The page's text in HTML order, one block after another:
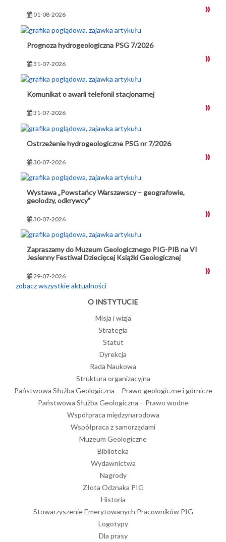
01-08-2026
Prognoza hydrogeologiczna PSG 7/2026
31-07-2026
Komunikat o awarii telefonii stacjonarnej
31-07-2026
Ostrzeżenie hydrogeologiczne PSG nr 7/2026
30-07-2026
Wystawa „Powstańcy Warszawscy – geografowie,
geolodzy, odkrywcy”
30-07-2026
Zapraszamy do Muzeum Geologicznego PIG-PIB na VI
Jesienny Festiwal Dziecięcej Książki Geologicznej
29-07-2026
zobacz wszystkie aktualności
O INSTYTUCIE
Misja i wizja
Strategia
Statut
Dyrekcja
Rada Naukowa
Struktura organizacyjna
Państwowa Służba Geologiczna – Prawo geologiczne i górnicze
Państwowa Służba Geologiczna – Prawo wodne
Współpraca międzynarodowa
Współpraca z samorządami
Muzeum Geologiczne
Biblioteka
Wydawnictwa
Nagrody
Złota Odznaka PIG
Historia
Stowarzyszenie Emerytowanych Pracowników PIG
Logotypy
Dla prasy